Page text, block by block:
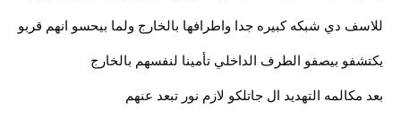
للاسف دي شبكه كبيره جدا واطرافها بالخارج ولما بيحسو انهم قربو
يكتشفو بيصفو الطرف الداخلي تأمينا لنفسهم بالخارج
بعد مكالمه التهديد ال جاتلكو لازم نور تبعد عنهم